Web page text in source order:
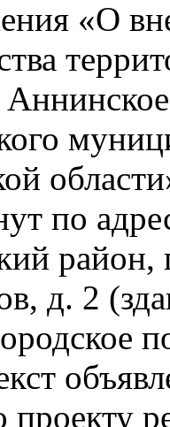
«О
по
район,
д. 2
проекту